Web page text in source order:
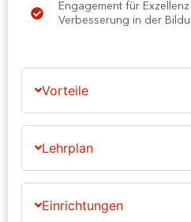
Engagement für
Verbesserung in der
Vorteile
Lehrplan
Einrichtungen